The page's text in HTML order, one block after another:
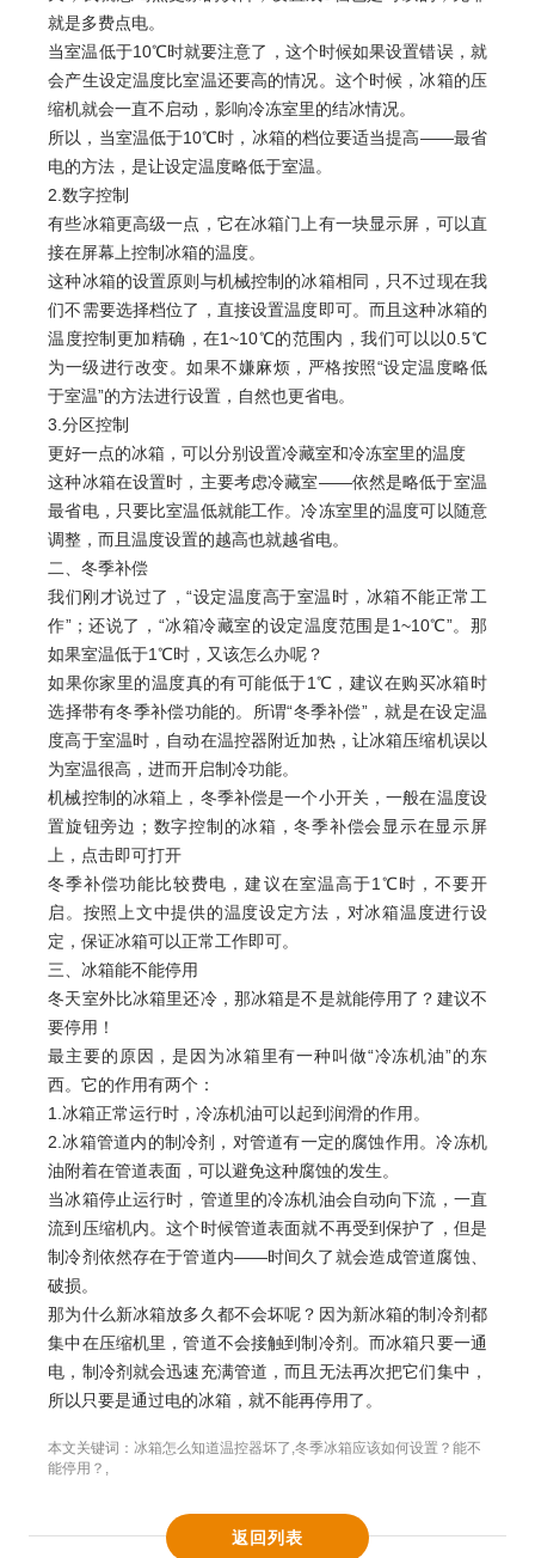
就是多费点电。
当室温低于10℃时就要注意了，这个时候如果设置错误，就
会产生设定温度比室温还要高的情况。这个时候，冰箱的压
缩机就会一直不启动，影响冷冻室里的结冰情况。
所以，当室温低于10℃时，冰箱的档位要适当提高——最省
电的方法，是让设定温度略低于室温。
2.数字控制
有些冰箱更高级一点，它在冰箱门上有一块显示屏，可以直
接在屏幕上控制冰箱的温度。
这种冰箱的设置原则与机械控制的冰箱相同，只不过现在我
们不需要选择档位了，直接设置温度即可。而且这种冰箱的
温度控制更加精确，在1~10℃的范围内，我们可以以0.5℃
为一级进行改变。如果不嫌麻烦，严格按照“设定温度略低
于室温”的方法进行设置，自然也更省电。
3.分区控制
更好一点的冰箱，可以分别设置冷藏室和冷冻室里的温度
这种冰箱在设置时，主要考虑冷藏室——依然是略低于室温
最省电，只要比室温低就能工作。冷冻室里的温度可以随意
调整，而且温度设置的越高也就越省电。
二、冬季补偿
我们刚才说过了，“设定温度高于室温时，冰箱不能正常工
作”；还说了，“冰箱冷藏室的设定温度范围是1~10℃”。那
如果室温低于1℃时，又该怎么办呢？
如果你家里的温度真的有可能低于1℃，建议在购买冰箱时
选择带有冬季补偿功能的。所谓“冬季补偿”，就是在设定温
度高于室温时，自动在温控器附近加热，让冰箱压缩机误以
为室温很高，进而开启制冷功能。
机械控制的冰箱上，冬季补偿是一个小开关，一般在温度设
置旋钮旁边；数字控制的冰箱，冬季补偿会显示在显示屏
上，点击即可打开
冬季补偿功能比较费电，建议在室温高于1℃时，不要开
启。按照上文中提供的温度设定方法，对冰箱温度进行设
定，保证冰箱可以正常工作即可。
三、冰箱能不能停用
冬天室外比冰箱里还冷，那冰箱是不是就能停用了？建议不
要停用！
最主要的原因，是因为冰箱里有一种叫做“冷冻机油”的东
西。它的作用有两个：
1.冰箱正常运行时，冷冻机油可以起到润滑的作用。
2.冰箱管道内的制冷剂，对管道有一定的腐蚀作用。冷冻机
油附着在管道表面，可以避免这种腐蚀的发生。
当冰箱停止运行时，管道里的冷冻机油会自动向下流，一直
流到压缩机内。这个时候管道表面就不再受到保护了，但是
制冷剂依然存在于管道内——时间久了就会造成管道腐蚀、
破损。
那为什么新冰箱放多久都不会坏呢？因为新冰箱的制冷剂都
集中在压缩机里，管道不会接触到制冷剂。而冰箱只要一通
电，制冷剂就会迅速充满管道，而且无法再次把它们集中，
所以只要是通过电的冰箱，就不能再停用了。
本文关键词： 冰箱怎么知道温控器坏了 ,冬季冰箱应该如何设置？能不
能停用？
返回列表